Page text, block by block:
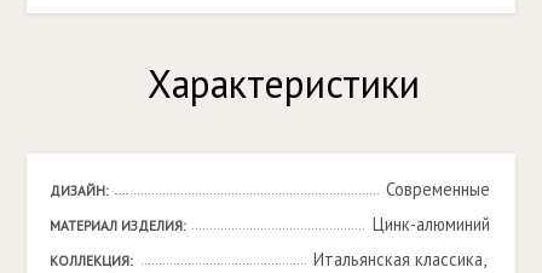
Характеристики
ДИЗАЙН: Современные
МАТЕРИАЛ ИЗДЕЛИЯ: Цинк-алюминий
КОЛЛЕКЦИЯ: Итальянская классика,